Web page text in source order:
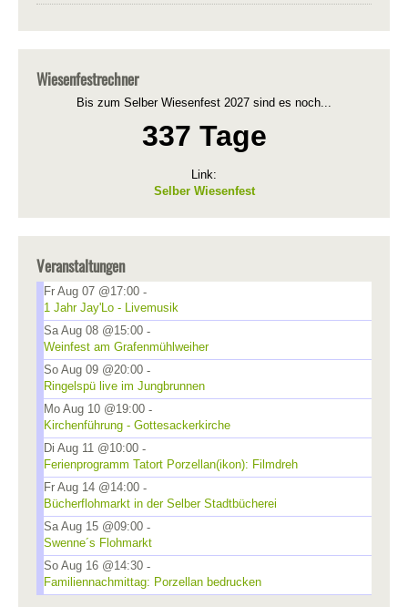
Wiesenfestrechner
Bis zum Selber Wiesenfest 2027 sind es noch...
337 Tage
Link:
Selber Wiesenfest
Veranstaltungen
Fr Aug 07 @17:00 -
1 Jahr Jay'Lo - Livemusik
Sa Aug 08 @15:00 -
Weinfest am Grafenmühlweiher
So Aug 09 @20:00 -
Ringelspü live im Jungbrunnen
Mo Aug 10 @19:00 -
Kirchenführung - Gottesackerkirche
Di Aug 11 @10:00 -
Ferienprogramm Tatort Porzellan(ikon): Filmdreh
Fr Aug 14 @14:00 -
Bücherflohmarkt in der Selber Stadtbücherei
Sa Aug 15 @09:00 -
Swenne´s Flohmarkt
So Aug 16 @14:30 -
Familiennachmittag: Porzellan bedrucken